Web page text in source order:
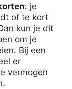
: je
of te kort
kun je dit
om je
Bij een
er
vermogen